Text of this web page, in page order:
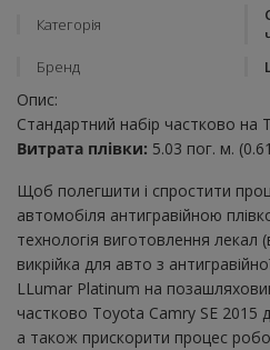
Категорія
Бренд
Опис:
Стандартний набір частково на
Витрата плівки: 5.03 пог. м.
Щоб полегшити і спростити
автомобіля антигравійною
технологія виготовлення лекал
викрійка для авто з
LLumar Platinum на
частково Toyota Camry SE 2015
а також прискорити процес